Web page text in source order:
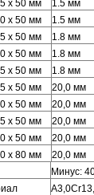
х 50 мм 1.5 мм
х 50 мм 1.5 мм
х 50 мм 1.8 мм
х 50 мм 1.8 мм
х 50 мм 1.8 мм
х 50 мм 20,0 мм
х 50 мм 20,0 мм
х 50 мм 20,0 мм
х 50 мм 20,0 мм
х 80 мм 20,0 мм
Минус: